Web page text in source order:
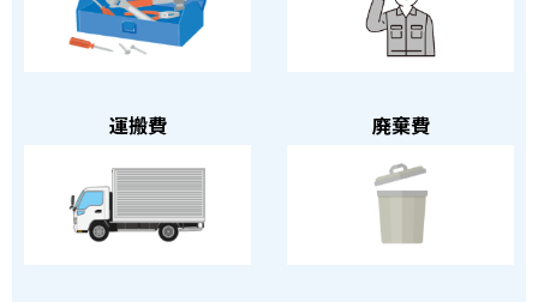
運搬費 廃棄費